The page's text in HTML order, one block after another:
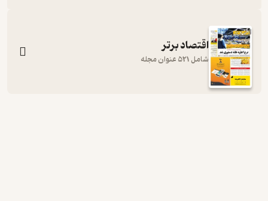
اقتصاد برتر
شامل 521 عنوان مجله